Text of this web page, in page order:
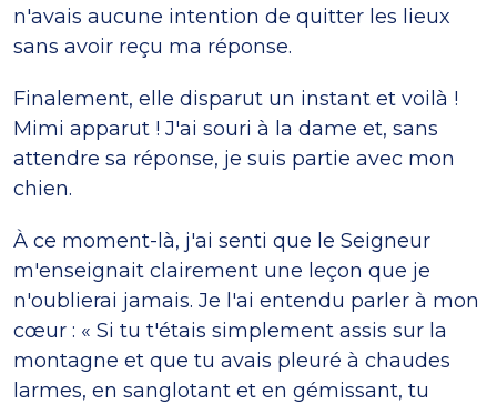
n'avais aucune intention de quitter les lieux
sans avoir reçu ma réponse.
Finalement, elle disparut un instant et voilà !
Mimi apparut ! J'ai souri à la dame et, sans
attendre sa réponse, je suis partie avec mon
chien.
À ce moment-là, j'ai senti que le Seigneur
m'enseignait clairement une leçon que je
n'oublierai jamais. Je l'ai entendu parler à mon
cœur : « Si tu t'étais simplement assis sur la
montagne et que tu avais pleuré à chaudes
larmes, en sanglotant et en gémissant, tu